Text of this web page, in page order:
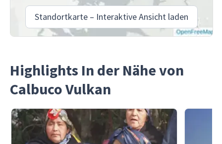
Standortkarte – Interaktive Ansicht laden
Highlights In der Nähe von
Calbuco Vulkan